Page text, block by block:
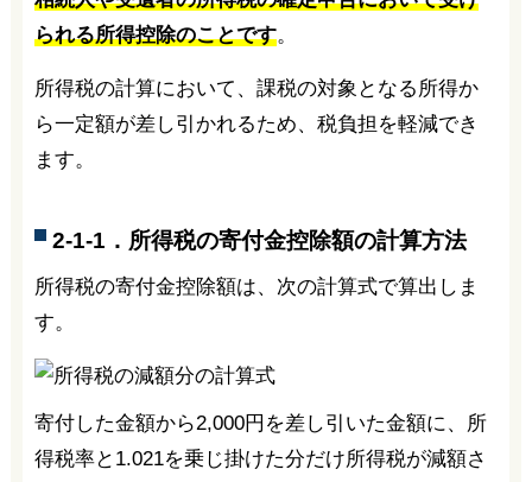
られる所得控除のことです。
所得税の計算において、課税の対象となる所得か
ら一定額が差し引かれるため、税負担を軽減でき
ます。
2-1-1．所得税の寄付金控除額の計算方法
所得税の寄付金控除額は、次の計算式で算出しま
す。
寄付した金額から2,000円を差し引いた金額に、所
得税率と1.021を乗じ掛けた分だけ所得税が減額さ